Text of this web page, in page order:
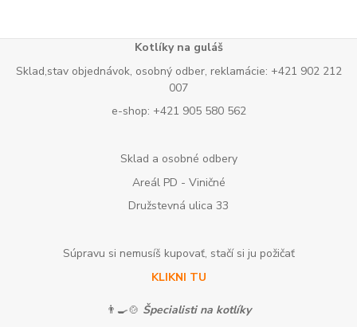
Kotlíky na guláš
Sklad,stav objednávok, osobný odber, reklamácie: +421 902 212
007
e-shop: +421 905 580 562
Sklad a osobné odbery
Areál PD - Viničné
Družstevná ulica 33
Súpravu si nemusíš kupovať, stačí si ju požičať
KLIKNI TU
👨‍🍳🍲 Špecialisti na kotlíky